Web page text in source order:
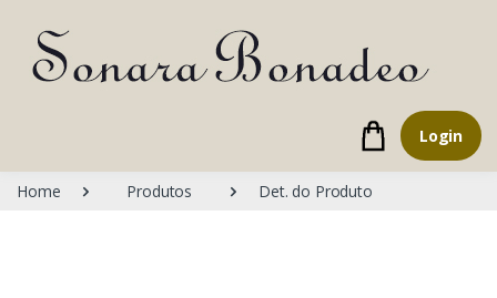
Login
Home Produtos Det. do Produto